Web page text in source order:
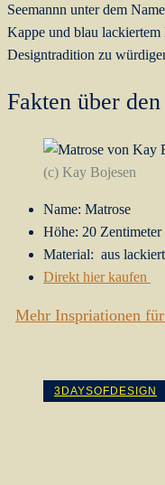
Seemannn unter dem
Kappe und blau
Designtradition zu
Fakten über
(c) Kay Bojesen
Name: Matrose
Höhe: 20 Zentimeter
Material: aus
Direkt hier kaufen
Mehr Inspriationen
3DAYSOFDESIGN